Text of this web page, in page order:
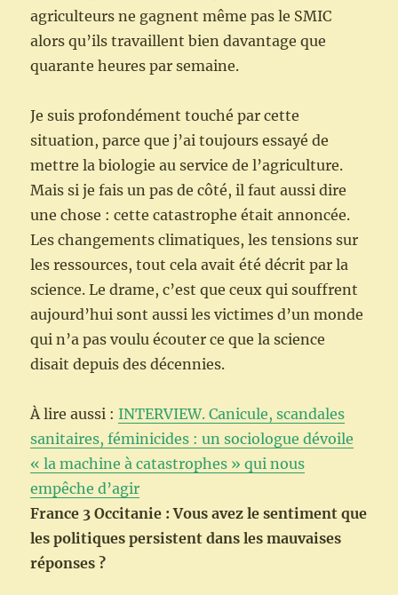
agriculteurs ne gagnent même pas le SMIC
alors qu’ils travaillent bien davantage que
quarante heures par semaine.
Je suis profondément touché par cette
situation, parce que j’ai toujours essayé de
mettre la biologie au service de l’agriculture.
Mais si je fais un pas de côté, il faut aussi dire
une chose : cette catastrophe était annoncée.
Les changements climatiques, les tensions sur
les ressources, tout cela avait été décrit par la
science. Le drame, c’est que ceux qui souffrent
aujourd’hui sont aussi les victimes d’un monde
qui n’a pas voulu écouter ce que la science
disait depuis des décennies.
À lire aussi : INTERVIEW. Canicule, scandales
sanitaires, féminicides : un sociologue dévoile
« la machine à catastrophes » qui nous
empêche d’agir
France 3 Occitanie : Vous avez le sentiment que
les politiques persistent dans les mauvaises
réponses ?